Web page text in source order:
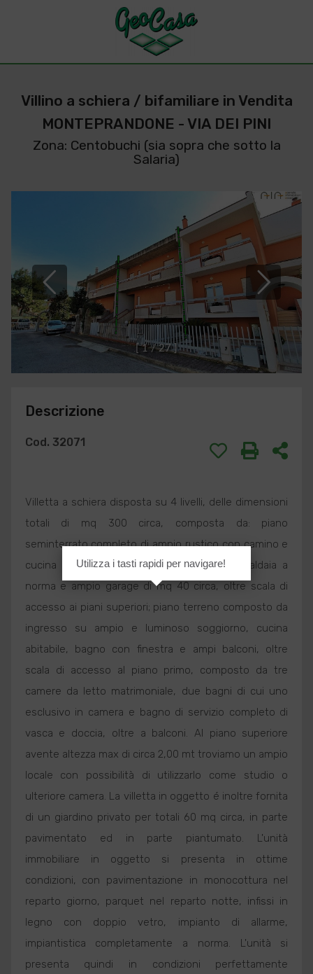
Villino a schiera / bifamiliare in Vendita
MONTEPRANDONE - VIA DEI PINI
Zona: Centobuchi (sia sopra che sotto la
Salaria)
[ 1 / 27 ]
Descrizione
Cod. 32071
Villetta a schiera disposta su 4 livelli, delle dimensioni
totali di mq 300 circa, composta da: piano
seminterrato completo di ampio rustico con camino e
cucina a vista, bagno, locale tecnico con caldaia a
norma e ampio garage di mq 40 circa, oltre scala di
accesso ai piani superiori; piano terreno composto da
ingresso su ampio e luminoso soggiorno, cucina
abitabile, bagno con finestra e ampi balconi, oltre
scala di accesso al piano primo, composto da tre
camere da letto matrimoniale, due bagni di cui uno
esclusivo in camera e bagno di servizio completo di
vasca e doccia, oltre a balconi. Al piano superiore
avente altezza max di circa 2,00 mt troviamo un ampio
locale con possibilità di utilizzarlo come studio o
ulteriore camera. La villetta in oggetto é inoltre fornita
di un giardino privato per totali 60 mq circa, in parte
pavimentato ed in parte piantumato. L'unità
immobiliare in oggetto si presenta in ottime
condizioni, con pavimentazione in monocottura nel
reparto giorno, parquet nel reparto notte, infissi in
legno con doppio vetro, impianto di allarme,
impiantistica completamente a norma. L'unità si
presenta quindi in condizioni perfettamente
Utilizza i tasti rapidi per navigare!